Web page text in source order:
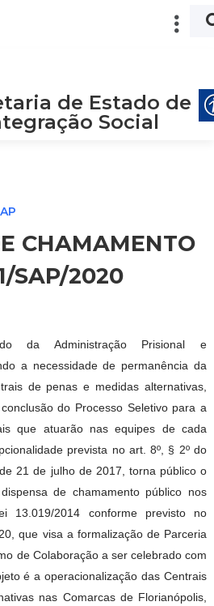
de Estado de
Social
CHAMAMENTO
SAP/2020
da Administração Prisional e
a necessidade de permanência da
de penas e medidas alternativas,
do Processo Seletivo para a
que atuarão nas equipes de cada
prevista no art. 8º, § 2º do
21 de julho de 2017, torna público o
de chamamento público nos
2014 conforme previsto no
que visa a formalização de Parceria
de Colaboração a ser celebrado com
é a operacionalização das Centrais
nas Comarcas de Florianópolis,